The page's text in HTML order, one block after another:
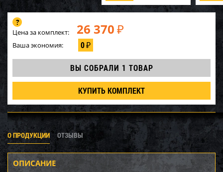
Цена за комплект: 26 370 ₽
Ваша экономия: 0₽
ВЫ СОБРАЛИ 1 ТОВАР
КУПИТЬ КОМПЛЕКТ
О ПРОДУКЦИИ ОТЗЫВЫ
ОПИСАНИЕ